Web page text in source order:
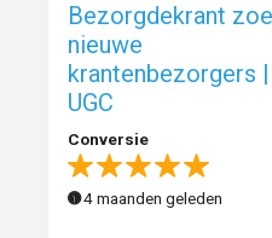
Bezorgdekrant
nieuwe
krantenbezorgers |
UGC
Conversie
4 maanden geleden